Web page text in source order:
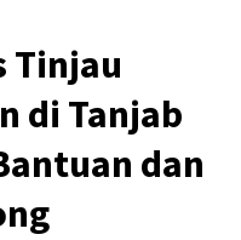
Tinjau
di Tanjab
dan